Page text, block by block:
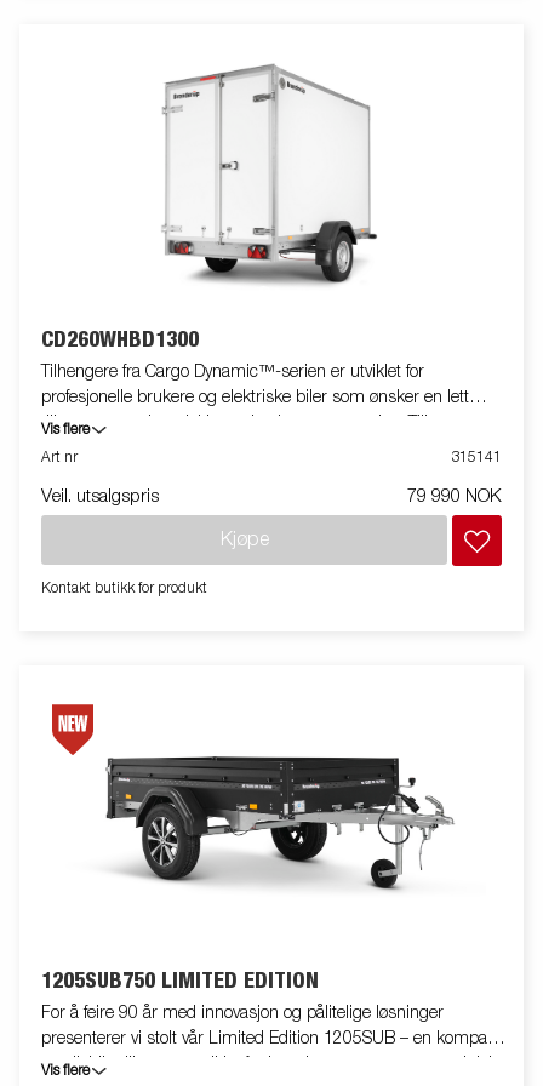
CD260WHBD1300
Tilhengere fra Cargo Dynamic™-serien er utviklet for
profesjonelle brukere og elektriske biler som ønsker en lett
tilhenger som kan dekke og beskytte varene sine. Tilhengeren
har høy lastekapasitet. Utformingen av tilhengeren gir mulighet
utnytte tilhengerens fulle annonsepotensial. Laget av et
som er motstandsdyktig mot støt. CargoDynamic™ er en svært
med enten dører eller rampe. Bildene er kun ment som
Vis flere
Art nr
315141
Veil. utsalgspris 79 990 NOK
Kjøpe
Kontakt butikk for produkt
1205SUB750 LIMITED EDITION
For å feire 90 år med innovasjon og pålitelige løsninger
presenterer vi stolt vår Limited Edition 1205SUB – en kompakt
og allsidig tilhenger utviklet for hverdagens eventyr og praktiske
Vis flere